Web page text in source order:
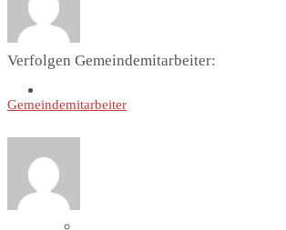
Verfolgen Gemeindemitarbeiter:
Gemeindemitarbeiter